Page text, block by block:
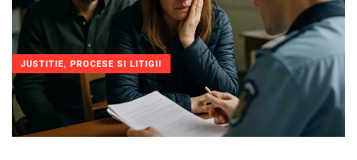
JUSTITIE, PROCESE SI LITIGII